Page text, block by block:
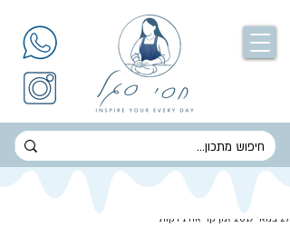
27 במאי 2019
זמן קריאה 1 דקות